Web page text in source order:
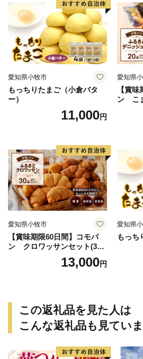
愛知県小牧市
もっちりたまご（小倉バタ
ー）
11,000円
愛知県
【賞
ン こ
ュセ
用備
愛知県小牧市
【賞味期限60日間】コモパ
ン クロワッサンセット(30
個入り)／災害用備蓄 保存食
非常食 防災グッズにも
13,000円
愛知県
もっち
この返礼品を見た人は
こんな返礼品も見てい